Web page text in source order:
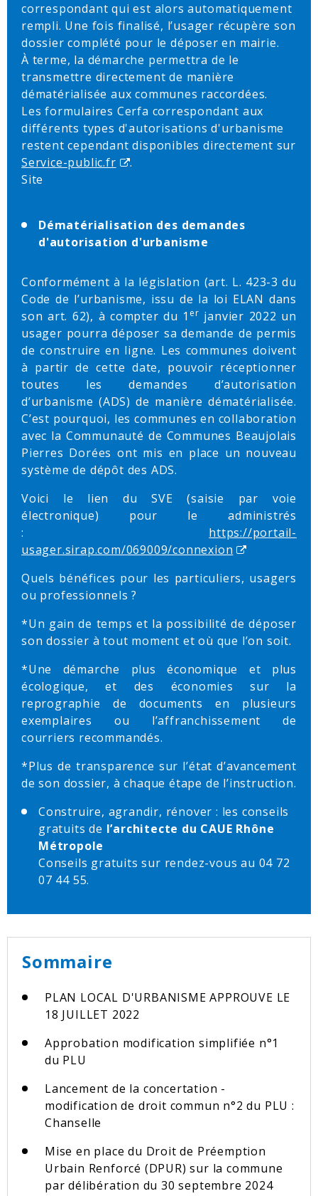
correspondant qui est alors automatiquement
rempli. Une fois finalisé, l’usager récupère son
dossier complété pour le déposer en mairie.
À terme, la démarche permettra de le
transmettre directement de manière
dématérialisée aux communes raccordées.
Les formulaires Cerfa correspondant aux
différents types d'autorisations d'urbanisme
restent cependant disponibles directement sur
Service-public.fr
.
Site
Dématérialisation des demandes
d'autorisation d'urbanisme
Conformément à la législation (art. L. 423-3 du
Code de l’urbanisme, issu de la loi ELAN dans
son art. 62), à compter du 1 er janvier 2022 un
usager pourra déposer sa demande de permis
de construire en ligne. Les communes doivent
à partir de cette date, pouvoir réceptionner
toutes les demandes d’autorisation
d’urbanisme (ADS) de manière dématérialisée.
C’est pourquoi, les communes en collaboration
avec la Communauté de Communes Beaujolais
Pierres Dorées ont mis en place un nouveau
système de dépôt des ADS.
Voici le lien du SVE (saisie par voie
électronique) pour le administrés
:
https://portail-
usager.sirap.com/069009/connexion
Quels bénéfices pour les particuliers, usagers
ou professionnels ?
*Un gain de temps et la possibilité de déposer
son dossier à tout moment et où que l’on soit.
*Une démarche plus économique et plus
écologique, et des économies sur la
reprographie de documents en plusieurs
exemplaires ou l’affranchissement de
courriers recommandés.
*Plus de transparence sur l’état d’avancement
de son dossier, à chaque étape de l’instruction.
Construire, agrandir, rénover : les conseils
gratuits de l’architecte du CAUE Rhône
Métropole
Conseils gratuits sur rendez-vous au 04 72
07 44 55.
Sommaire
PLAN LOCAL D'URBANISME APPROUVE LE
18 JUILLET 2022
Approbation modification simplifiée n°1
du PLU
Lancement de la concertation -
modification de droit commun n°2 du PLU :
Chanselle
Mise en place du Droit de Préemption
Urbain Renforcé (DPUR) sur la commune
par délibération du 30 septembre 2024